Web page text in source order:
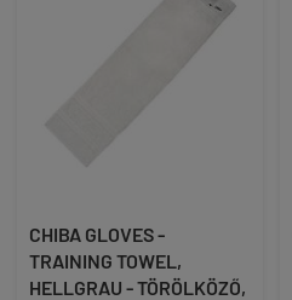
CHIBA GLOVES -
TRAINING TOWEL,
HELLGRAU - TÖRÖLKÖZŐ,